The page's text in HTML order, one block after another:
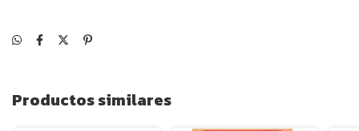
Productos similares